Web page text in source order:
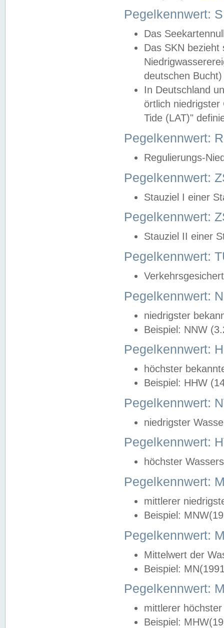
Pegelkennwert:
Das
Das SKN
deutschen
In Deutschland
örtlich
Tide (LAT)"
Pegelkennwert:
Regulierungs-
Pegelkennwert:
Stauziel I einer
Pegelkennwert:
Stauziel II einer
Pegelkennwert:
Pegelkennwert:
niedrigster
Beispiel: NNW
Pegelkennwert:
höchster
Beispiel: HHW
Pegelkennwert:
niedrigster
Pegelkennwert:
höchster
Pegelkennwert:
mittlerer
Beispiel:
Pegelkennwert:
Mittelwert der
Beispiel:
Pegelkennwert:
mittlerer
Beispiel: